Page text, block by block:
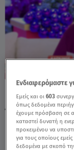
Καρκίνος
Από Την Άση
Ενδιαφερόμαστε
Εμείς και οι603
όπως δεδομένα
έχουμε πρόσβαση σε
καταστεί δυνατή η
προκειμένου να
για τους οποίους
δεδομένα με σκοπό